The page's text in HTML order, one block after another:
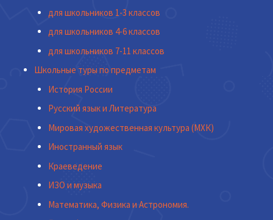
для школьников 1-3 классов
для школьников 4-6 классов
для школьников 7-11 классов
Школьные туры по предметам
История России
Русский язык и Литература
Мировая художественная культура (МХК)
Иностранный язык
Краеведение
ИЗО и музыка
Математика, Физика и Астрономия.